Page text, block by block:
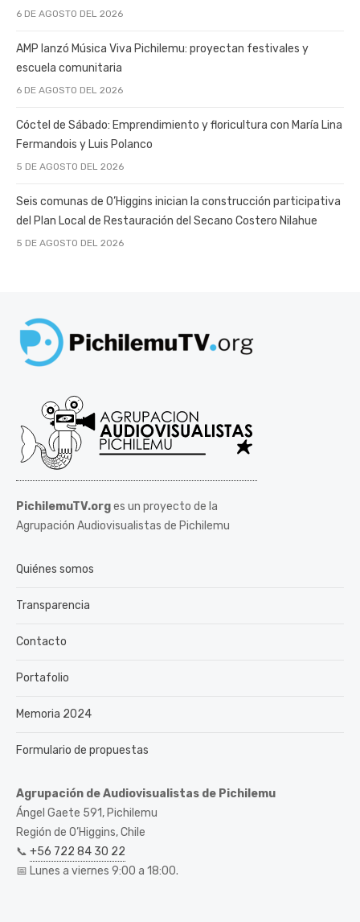
6 DE AGOSTO DEL 2026
AMP lanzó Música Viva Pichilemu: proyectan festivales y
escuela comunitaria
6 DE AGOSTO DEL 2026
Cóctel de Sábado: Emprendimiento y floricultura con María Lina
Fermandois y Luis Polanco
5 DE AGOSTO DEL 2026
Seis comunas de O’Higgins inician la construcción participativa
del Plan Local de Restauración del Secano Costero Nilahue
5 DE AGOSTO DEL 2026
PichilemuTV.orges un proyecto de la
Agrupación Audiovisualistas de Pichilemu
Quiénes somos
Transparencia
Contacto
Portafolio
Memoria 2024
Formulario de propuestas
Agrupación de Audiovisualistas de Pichilemu
Ángel Gaete 591, Pichilemu
Región de O’Higgins, Chile
📞 +56 722 84 30 22
📅 Lunes a viernes 9:00 a 18:00.